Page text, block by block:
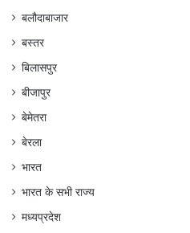
बलौदाबाजार
बस्तर
बिलासपुर
बीजापुर
बेमेतरा
बेरला
भारत
भारत के सभी राज्य
मध्यप्रदेश